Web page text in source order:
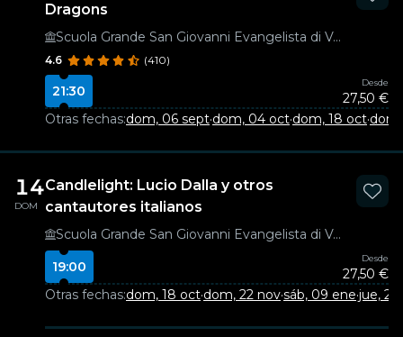
Dragons
Scuola Grande San Giovanni Evangelista di Venezia
4.6 (410)
21:30
Desde
27,50 €
Otras fechas:dom, 06 sept·dom, 04 oct·dom, 18 oct·
14
DOM
Candlelight: Lucio Dalla y otros
cantautores italianos
Scuola Grande San Giovanni Evangelista di Venezia
19:00
Desde
27,50 €
Otras fechas:dom, 18 oct·dom, 22 nov·sáb, 09 ene·jue,